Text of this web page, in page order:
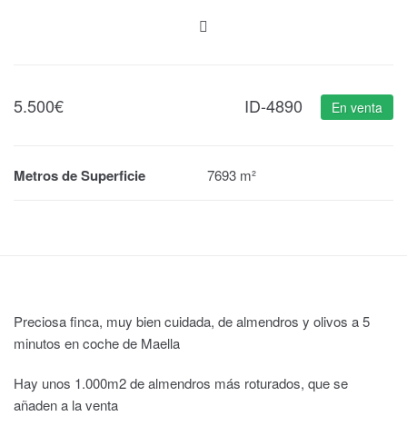
5.500€ ID-4890 En venta
Metros de Superficie 7693 m²
Preciosa finca, muy bien cuidada, de almendros y olivos a 5
minutos en coche de Maella
Hay unos 1.000m2 de almendros más roturados, que se
añaden a la venta